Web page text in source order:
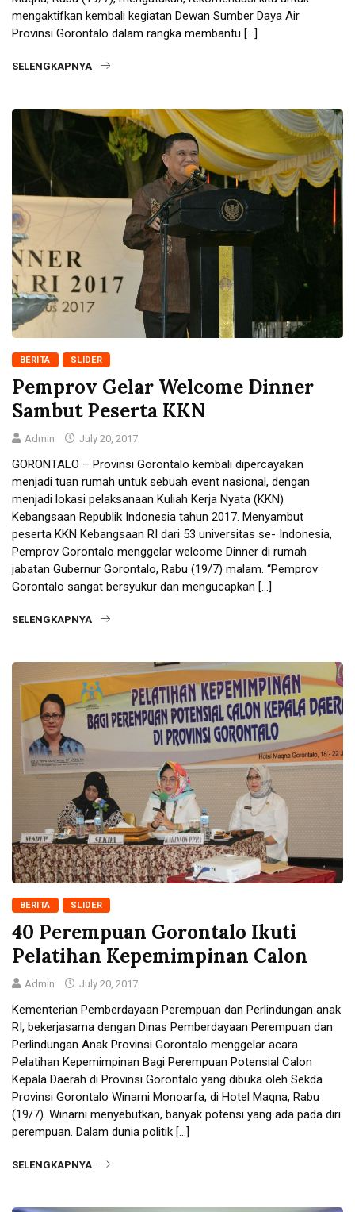
mengaktifkan kembali kegiatan Dewan Sumber Daya Air
Provinsi Gorontalo dalam rangka membantu […]
SELENGKAPNYA
BERITA SLIDER
Pemprov Gelar Welcome Dinner
Sambut Peserta KKN
Admin July 20, 2017
GORONTALO – Provinsi Gorontalo kembali dipercayakan
menjadi tuan rumah untuk sebuah event nasional, dengan
menjadi lokasi pelaksanaan Kuliah Kerja Nyata (KKN)
Kebangsaan Republik Indonesia tahun 2017. Menyambut
peserta KKN Kebangsaan RI dari 53 universitas se- Indonesia,
Pemprov Gorontalo menggelar welcome Dinner di rumah
jabatan Gubernur Gorontalo, Rabu (19/7) malam. “Pemprov
Gorontalo sangat bersyukur dan mengucapkan […]
SELENGKAPNYA
BERITA SLIDER
40 Perempuan Gorontalo Ikuti
Pelatihan Kepemimpinan Calon
Admin July 20, 2017
Kementerian Pemberdayaan Perempuan dan Perlindungan anak
RI, bekerjasama dengan Dinas Pemberdayaan Perempuan dan
Perlindungan Anak Provinsi Gorontalo menggelar acara
Pelatihan Kepemimpinan Bagi Perempuan Potensial Calon
Kepala Daerah di Provinsi Gorontalo yang dibuka oleh Sekda
Provinsi Gorontalo Winarni Monoarfa, di Hotel Maqna, Rabu
(19/7). Winarni menyebutkan, banyak potensi yang ada pada diri
perempuan. Dalam dunia politik […]
SELENGKAPNYA